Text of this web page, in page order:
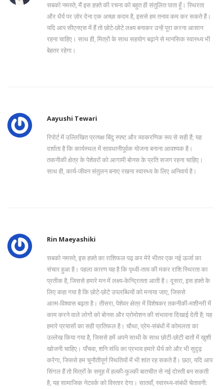
सबको नमस्ते, मैं इस हफ़्ते की रचना को बहुत ही संतुलित पाता हूँ। स्थिरता
और धैर्य पर ज़ोर देना एक अच्छा कदम है, इससे हम तनाव कम कर सकते हैं।
यदि आप सीएनएस में हैं तो छोटे‑छोटे लक्ष्य बनाकर उन्हें पूरा करना आसान
रहना चाहिए। साथ ही, मित्रों के साथ सहयोग बढ़ाने से मानसिक स्वास्थ्य भी
बेहतर रहेगा।
Aayushi Tewari
रिपोर्ट में उल्लिखित प्रत्यक्ष बिंदु स्पष्ट और व्याकरणिक रूप से सही हैं; यह
दर्शाता है कि कार्यस्थल में सावधानीपूर्वक योजना बनाना आवश्यक है।
तकनीकी क्षेत्र के पेशेवरों को आगामी बोनस के प्रति सजग रहना चाहिए।
साथ ही, कार्य‑जीवन संतुलन बनाए रखना स्वास्थ्य के लिए अनिवार्य है।
Rin Maeyashiki
सबको नमस्ते, इस हफ़्ते का राशिफल पढ़ कर मेरे भीतर एक नई ऊर्जा का
संचार हुआ है। पहला कारण यह है कि पृथ्वी‑तत्व की मकर राशि स्थिरता का
प्रतीक है, जिससे हमारे मन में लक्ष्य‑केन्द्रितता आती है। दूसरा, इस हफ़्ते के
लिए कहा गया है कि छोटे‑छोटे उपलब्धियों को मनाया जाए, जिससे
आत्म‑विश्वास बढ़ता है। तीसरा, पेशेवर क्षेत्र में विशेषकर तकनीकी‑मशीनरी में
काम करने वाले लोगों को बोनस और प्रोमोशन की संभावना दिखाई देती है; यह
हमारे प्रयासों का सही प्रतिफल है। चौथा, प्रेम‑संबंधों में कोमलता का
उल्लेख किया गया है, जिससे हमें अपने साथी के साथ छोटी‑छोटी बातों में खुशी
खोजनी चाहिए। पाँचवा, शनि संधि का प्रभाव हमारे धैर्य को और भी सुदृढ़
करेगा, जिससे हम चुनौतीपूर्ण स्थितियों में भी शांत रह सकते हैं। छठा, यदि आप
सिंगल हैं तो मित्रों के समूह में हल्की‑फुल्की बातचीत से नई दोस्ती बन सकती
है, यह सामाजिक नेटवर्क को विस्तार देगा। सातवाँ, स्वास्थ्य‑संबंधी चेतावनी: